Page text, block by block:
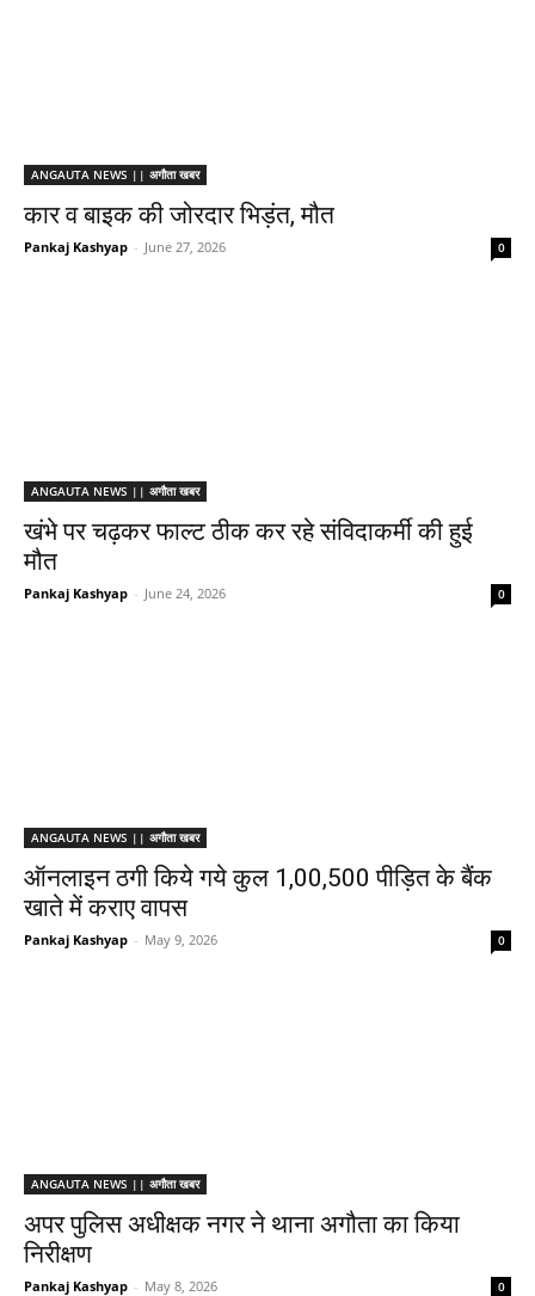
ANGAUTA NEWS || अगौता खबर
कार व बाइक की जोरदार भिड़ंत, मौत
Pankaj Kashyap - June 27, 2026 0
ANGAUTA NEWS || अगौता खबर
खंभे पर चढ़कर फाल्ट ठीक कर रहे संविदाकर्मी की हुई
मौत
Pankaj Kashyap - June 24, 2026 0
ANGAUTA NEWS || अगौता खबर
ऑनलाइन ठगी किये गये कुल 1,00,500 पीड़ित के बैंक
खाते में कराए वापस
Pankaj Kashyap - May 9, 2026 0
ANGAUTA NEWS || अगौता खबर
अपर पुलिस अधीक्षक नगर ने थाना अगौता का किया
निरीक्षण
Pankaj Kashyap - May 8, 2026 0